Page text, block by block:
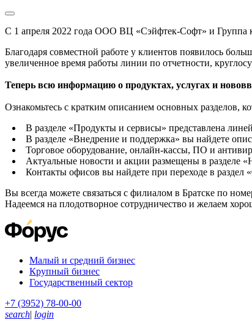
С 1 апреля 2022 года ООО ВЦ «Сэйфтек-Софт» и Группа
Благодаря совместной работе у клиентов появилось
увеличенное время работы линии по отчетности,
Теперь всю информацию о продуктах, услугах и
Ознакомьтесь с кратким описанием основных разделов,
В разделе «Продукты и сервисы» представлена
В разделе «Внедрение и поддержка» вы найдете
Торговое оборудование, онлайн-кассы, ПО и
Актуальные новости и акции размещены в разделе
Контакты офисов вы найдете при переходе в
Вы всегда можете связаться с филиалом в Братске по
Надеемся на плодотворное сотрудничество и желаем
Малый и средний бизнес
Крупный бизнес
Государственный сектор
+7 (3952) 78-00-00
search| login